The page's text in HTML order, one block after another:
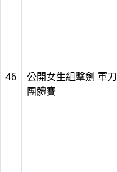
46
公開女生組擊劍 軍刀
團體賽